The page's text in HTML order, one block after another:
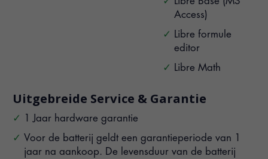
Access)
Libre formule
editor
Libre Math
Uitgebreide Service & Garantie
1 Jaar hardware garantie
Voor de batterij geldt een garantieperiode van 1
jaar na aankoop. De levensduur van de batterij